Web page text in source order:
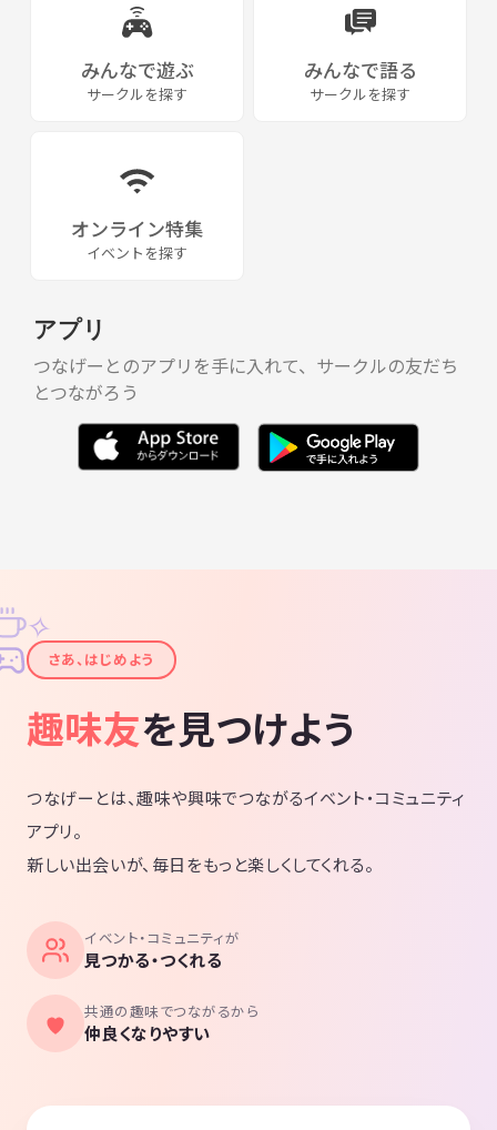
みんなで遊ぶ
サークルを探す
みんなで語る
サークルを探す
オンライン特集
イベントを探す
アプリ
つなげーとのアプリを手に入れて、サークルの友だち
とつながろう
✦
✧
さあ、はじめよう
趣味友を見つけよう
つなげーとは、趣味や興味でつながるイベント・コミュニティ
アプリ。
新しい出会いが、毎日をもっと楽しくしてくれる。
イベント・コミュニティが
見つかる・つくれる
共通の趣味でつながるから
仲良くなりやすい